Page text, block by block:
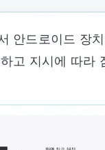
안드로이드 장
고 지시에 따라